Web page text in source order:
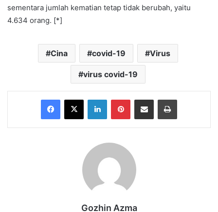
sementara jumlah kematian tetap tidak berubah, yaitu
4.634 orang. [*]
Cina covid-19 Virus
virus covid-19
Facebook
X LinkedInPinterestShare via Email Print
Gozhin Azma